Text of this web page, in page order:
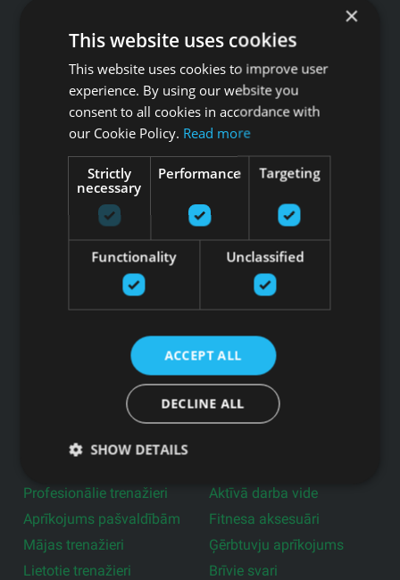
SIA G Kolizejs
Juridiskā adrese: Ezermalas iela 6 k-3, Rīga, LV-1006
Reģ.Nr. 44103017158 PVN Nr. LV44103017158
A/S SEB Banka LV92UNLA0004007467819 , SWIFT: UNLALV2X
GFITNESS JAUNUMI TAVĀ E-PASTĀ
Pieteikties jaunumiem
Produkti
Profesionālie trenažieri
Aprīkojums pašvaldībām
Mājas trenažieri
Lietotie trenažieri
Aktīvā darba vide
Fitnesa aksesuāri
Ģērbtuvju aprīkojums
Brīvie svari
×
This website uses cookies
This website uses cookies to improve user
experience. By using our website you
consent to all cookies in accordance with
our Cookie Policy. Read more
Strictly
necessary
Performance Targeting
Functionality Unclassified
ACCEPT ALL
DECLINE ALL
SHOW DETAILS